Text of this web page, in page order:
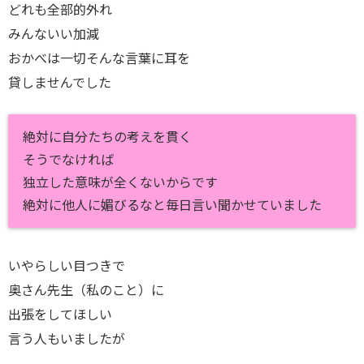
どれも全部的外れ
みんないい加減
おかべは一切そんな言葉に耳を
貸しませんでした
絶対に自分たちの考えを貫く
そうでなければ
独立した意味が全くないからです
絶対に他人に媚びるなと毎日言い聞かせていました
いやらしい目つきで
奥さん先生（私のこと）に
出張をしてほしい
言う人もいましたが